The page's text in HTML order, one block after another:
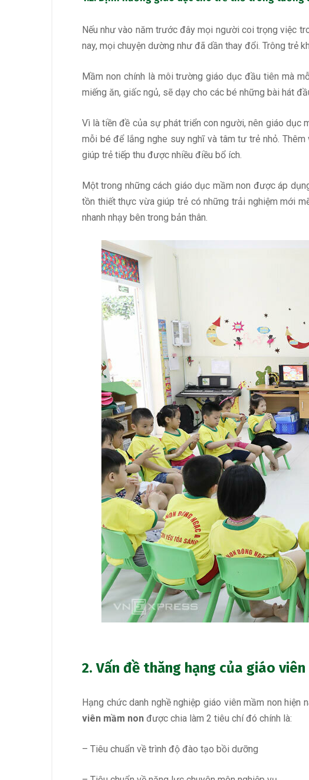
Nếu như vào năm trước đây mọi người coi trọng việc
nay, mọi chuyện dường như đã dần thay đổi. Trông trẻ
Mầm non chính là môi trường giáo dục đầu tiên mà
miếng ăn, giấc ngủ, sẽ dạy cho các bé những bài hát
Vì là tiền đề của sự phát triển con người, nên giáo dục
mỗi bé để lắng nghe suy nghĩ và tâm tư trẻ nhỏ.
giúp trẻ tiếp thu được nhiều điều bổ ích.
Một trong những cách giáo dục mầm non được áp
tồn thiết thực vừa giúp trẻ có những trải nghiệm mới
nhanh nhạy bên trong bản thân.
2. Vấn đề thăng hạng của giáo viên
Hạng chức danh nghề nghiệp giáo viên mầm non
viên mầm non được chia làm 2 tiêu chí đó chính là:
– Tiêu chuẩn về trình độ đào tạo bồi dưỡng